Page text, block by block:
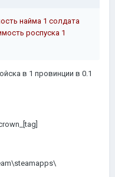
найма 1 солдата
роспуска 1
в 1 провинции в 0.1